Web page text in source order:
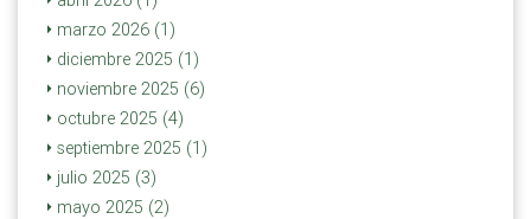
marzo 2026 (1)
diciembre 2025 (1)
noviembre 2025 (6)
octubre 2025 (4)
septiembre 2025 (1)
julio 2025 (3)
mayo 2025 (2)